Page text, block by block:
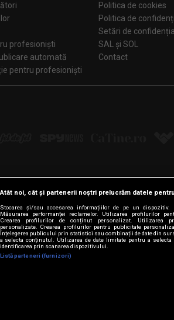
profesioniști
automată
pentru profesioniști
Politica de cookies
Politica de
Setări de
SAL și SOL
Contact
Urmărește-ne pe:
LinkedInYouTubeInstagramPinterestTiktok
Atât noi, cât și partenerii noștri prelucrăm datele
Stocarea și/sau accesarea informațiilor de pe un dispozitiv.
Măsurarea performanței reclamelor. Utilizarea profilurilor
Crearea profilurilor de conținut personalizat. Utilizarea
personalizate. Crearea profilurilor pentru publicitate
Înțelegerea publicului prin statistici sau combinații de date din
a selecta conținutul. Utilizarea de date limitate pentru a selecta
identificarea prin scanarea dispozitivului.
Listă parteneri (furnizori)